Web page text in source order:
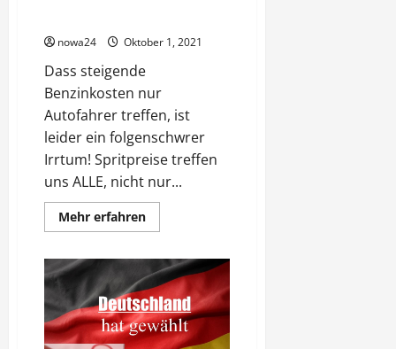
nowa24 Oktober 1, 2021
Dass steigende
Benzinkosten nur
Autofahrer treffen, ist
leider ein folgenschwrer
Irrtum! Spritpreise treffen
uns ALLE, nicht nur...
Mehr erfahrenMehr
Informationen
Spritpreise
–
Nur
die
Autofahrer
die
Verlierer?